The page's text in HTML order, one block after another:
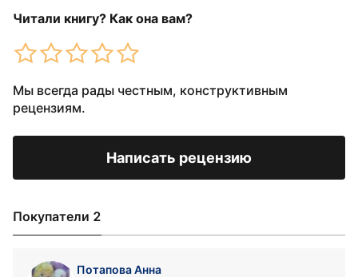
Читали книгу? Как она вам?
Мы всегда рады честным, конструктивным
рецензиям.
Написать рецензию
Покупатели 2
Потапова Анна